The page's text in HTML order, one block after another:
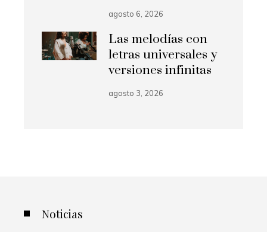
agosto 6, 2026
Las melodías con
letras universales y
versiones infinitas
agosto 3, 2026
Noticias